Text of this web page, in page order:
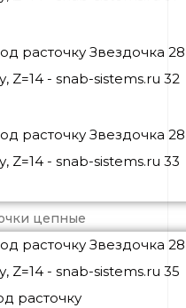
цепные
расточку